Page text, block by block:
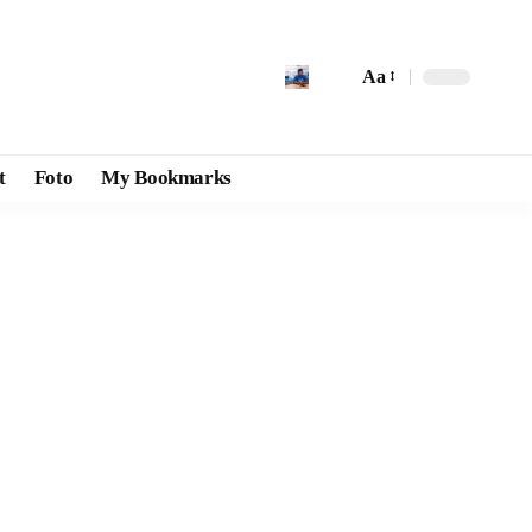
Aa
Foto My Bookmarks